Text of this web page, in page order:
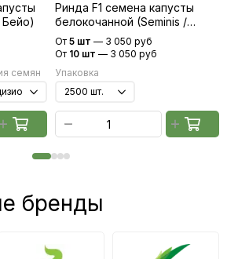
Бейо)
семян
Ринда F1 семена капусты
белокочанной (Seminis /
Семинис)
От 5 шт — 3 050 руб
От 10 шт — 3 050 руб
Упаковка
бренды